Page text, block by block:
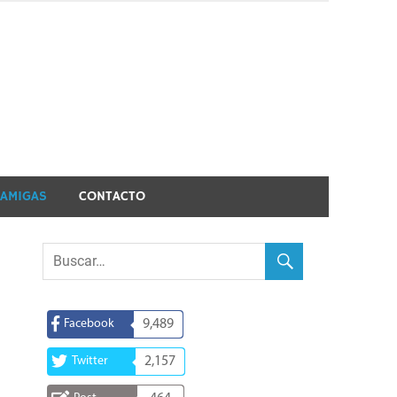
CONTACTO
Facebook 9,489
Twitter 2,157